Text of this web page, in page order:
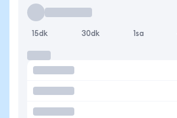
15dk 30dk 1sa